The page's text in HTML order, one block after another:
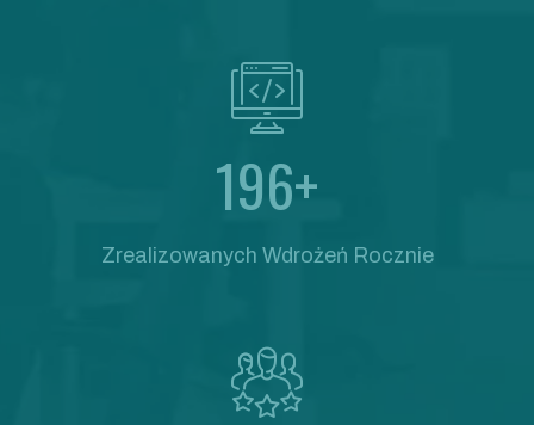
196+
Zrealizowanych Wdrożeń Rocznie